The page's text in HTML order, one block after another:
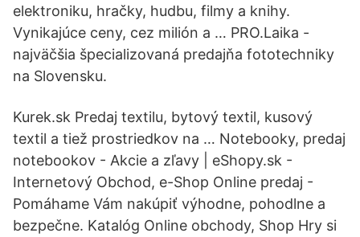
elektroniku, hračky, hudbu, filmy a knihy.
Vynikajúce ceny, cez milión a … PRO.Laika -
najväčšia špecializovaná predajňa fototechniky
na Slovensku.
Kurek.sk Predaj textilu, bytový textil, kusový
textil a tiež prostriedkov na … Notebooky, predaj
notebookov - Akcie a zľavy | eShopy.sk -
Internetový Obchod, e-Shop Online predaj -
Pomáhame Vám nakúpiť výhodne, pohodlne a
bezpečne. Katalóg Online obchody, Shop Hry si